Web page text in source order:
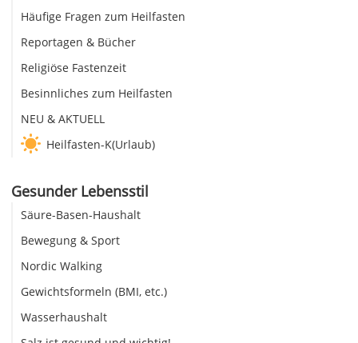
Häufige Fragen zum Heilfasten
Reportagen & Bücher
Religiöse Fastenzeit
Besinnliches zum Heilfasten
NEU & AKTUELL
Heilfasten-K(Urlaub)
Gesunder Lebensstil
Säure-Basen-Haushalt
Bewegung & Sport
Nordic Walking
Gewichtsformeln (BMI, etc.)
Wasserhaushalt